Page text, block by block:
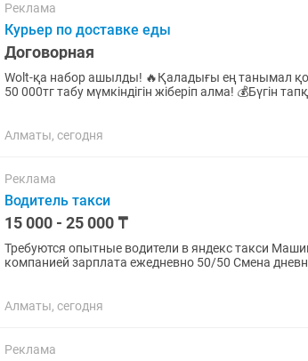
Реклама
Курьер по доставке еды
Договорная
Wolt-қа набор ашылды! 🔥Қаладығы ең танымал қосымша арқылы жұмыс істеп, күніне 30 000 -
50 000тг табу мүмкіндігін жіберіп алма! 💰Бүгін тапқан ақшаңды арнайы қосымша арқылы бір
Алматы, сегодня
Реклама
Водитель такси
15 000 - 25 000 ₸
Требуются опытные водители в яндекс такси Машина комфорт и комфорт+ предоставляется
компанией зарплата ежедневно 50/50 Смена дневная и ночная Опыт вождения от 3 лет Класс
Алматы, сегодня
Реклама